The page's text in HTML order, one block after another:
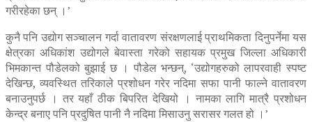
गरीरहेका छन् ।’
कुनै पनि उद्योग सञ्चालन गर्दा वातावरण संरक्षणलाई प्राथमिकता दिनुपर्नेमा यस
क्षेत्रका अधिकांश उद्योगले बेवास्ता गरेको सहायक प्रमुख जिल्ला अधिकारी
भिमकान्त पौडेलको बुझाई छ । पौडेल भन्छन्, ‘उद्योगहरुको लापरवाही स्पष्ट
देखिन्छ, व्यवस्थित तरिकाले प्रशोधन गरेर नदिमा सफा पानी फाल्ने वातावरण
बनाउनुपर्छ । तर यहाँ ठीक बिपरित देखियो । नामका लागि मात्रै प्रशोधन
केन्द्र बनाए पनि प्रदुषित पानी नै नदिमा मिसाउनु सरासर गलत हो ।’